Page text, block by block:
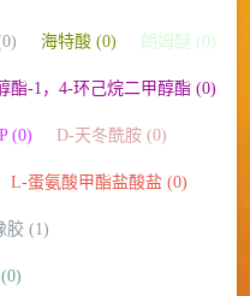
海特酸 (0) 朗姆醚 (0)
酯-1，4-环己烷二甲醇酯 (0)
(0) D-天冬酰胺 (0)
L-蛋氨酸甲酯盐酸盐 (0)
胶 (1)